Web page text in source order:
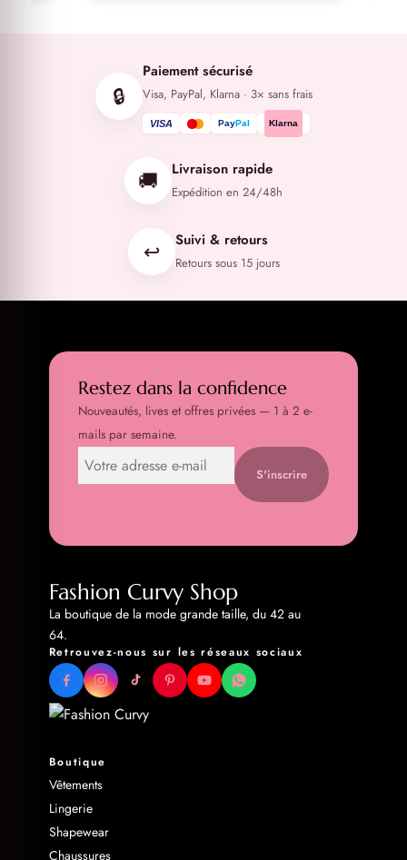
🔒
Paiement sécurisé
Visa, PayPal, Klarna · 3× sans frais
VISA PayPal Klarna
🚚 Livraison rapide
Expédition en 24/48h
↩️ Suivi & retours
Retours sous 15 jours
Restez dans la confidence
Nouveautés, lives et offres privées — 1 à 2 e-
mails par semaine.
S'inscrire
Fashion Curvy Shop
La boutique de la mode grande taille, du 42 au
64.
Retrouvez-nous sur les réseaux sociaux
Boutique
Vêtements
Lingerie
Shapewear
Chaussures